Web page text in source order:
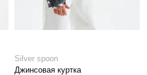
Silver spoon
Джинсовая куртка